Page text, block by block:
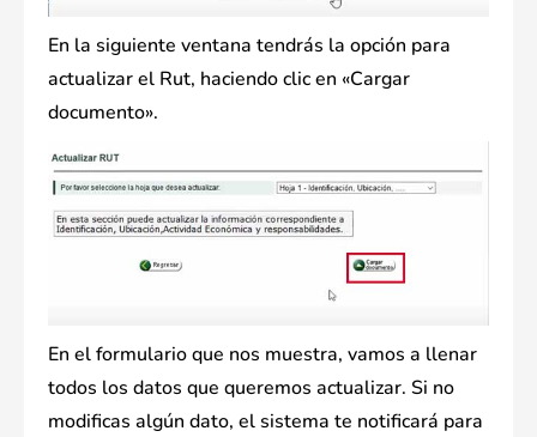
En la siguiente ventana tendrás la opción para
actualizar el Rut, haciendo clic en «Cargar
documento».
En el formulario que nos muestra, vamos a llenar
todos los datos que queremos actualizar. Si no
modificas algún dato, el sistema te notificará para